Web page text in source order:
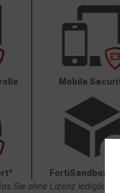
Mobile
FortiSandbox
Sie ohne Lizenz lediglich